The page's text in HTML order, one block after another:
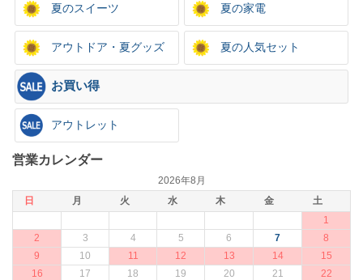
夏のスイーツ 夏の家電
アウトドア・夏グッズ 夏の人気セット
お買い得
アウトレット
営業カレンダー
2026年8月
日
月 火 水 木 金
土
1
2
3 4 5 6 7
8
9
10 11 12 13 14
15
16
17 18 19 20 21
22